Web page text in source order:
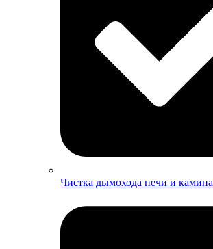
Чистка дымохода печи и камина